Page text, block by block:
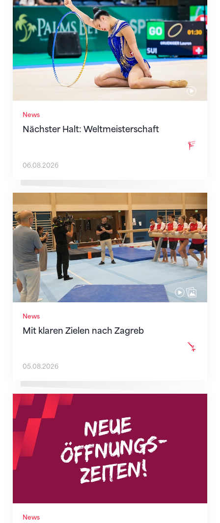
News
Nächster Halt: Weltmeisterschaft
06.08.2026
News
Mit klaren Zielen nach Zagreb
Mit klaren Zielen nach Zagreb
05.08.2026
News
Neue Empfangszeiten ab 1. August 2026